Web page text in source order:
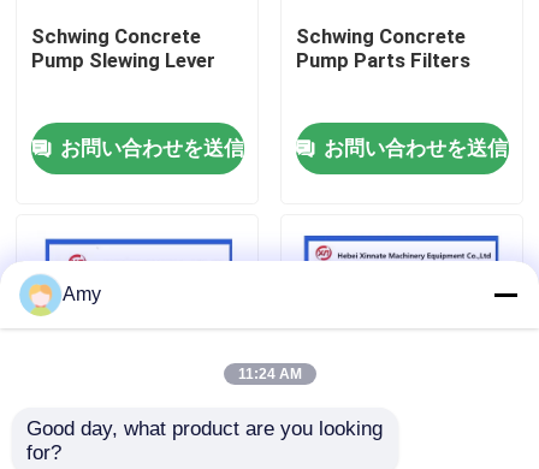
会社案内
品質管理
見積依頼
Putzmeisterの具体的なポンプ部品
Schwingの具体的なポンプ部品
Schwing Concrete
Pump Slewing Lever
お問い合わせを送信
Schwing Concrete
Pump Parts Filters
お問い合わせを送信
10073397 Schwing
Amy
11:24 AM
Good day, what product are you looking
for?